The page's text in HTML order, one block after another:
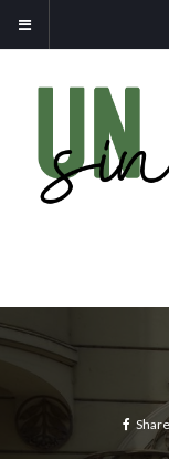
Share